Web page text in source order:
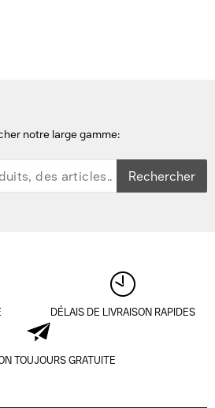
notre large gamme:
Rechercher
DÉLAIS DE LIVRAISON RAPIDES
TOUJOURS GRATUITE